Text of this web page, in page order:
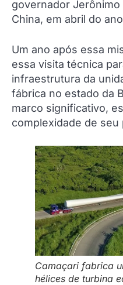
governador
China, em abril do
Um ano após essa
essa visita técnica
infraestrutura da
fábrica no estado da
marco significativo,
complexidade de
Camaçari fabrica
hélices de turbina